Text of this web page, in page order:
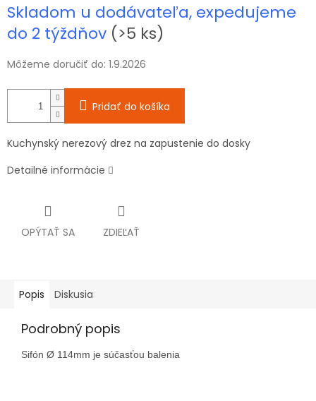
cena:
Skladom u dodávateľa, expedujeme
do 2 týždňov (>5 ks)
Môžeme doručiť do: 1.9.2026
Pridať do košíka
Kuchynský nerezový drez na zapustenie do dosky
Detailné informácie
OPÝTAŤ SA ZDIEĽAŤ
Popis Diskusia
Podrobný popis
Sifón Ø 114mm je súčasťou balenia